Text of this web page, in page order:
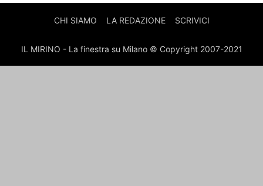
CHI SIAMO LA REDAZIONE SCRIVICI
IL MIRINO - La finestra su Milano © Copyright 2007-2021